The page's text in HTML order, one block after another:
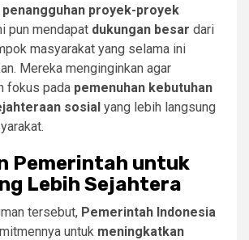
penangguhan proyek-proyek
pun mendapat dukungan besar dari
masyarakat yang selama ini
Mereka menginginkan agar
fokus pada pemenuhan kebutuhan
sosial yang lebih langsung
Pemerintah untuk
Lebih Sejahtera
tersebut, Pemerintah Indonesia
untuk meningkatkan